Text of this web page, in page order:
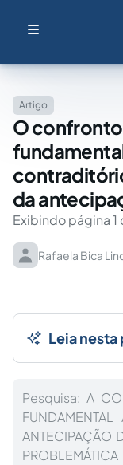
Artigo
O
da
Exibindo página 1
Rafaela Bica
Leia nesta
Pesquisa: A
ANTECIPAÇÃO